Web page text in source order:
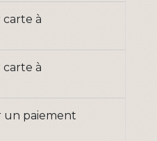
à
à
un paiement